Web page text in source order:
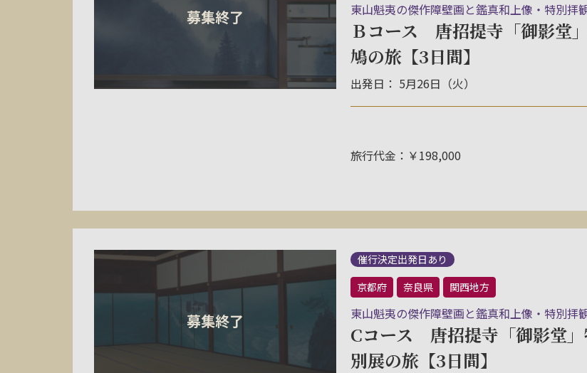
東山魁夷の傑作障壁画と鑑真和上像・特別
Ｂコース 唐招提寺「御影堂
鳩の旅【3日間】
出発日： 5月26日（火）
旅行代金：￥198,000
催行決定出発日あり
京都府
奈良県 関西地方
東山魁夷の傑作障壁画と鑑真和上像・特別拝
Cコース 唐招提寺「御影堂
別展の旅【3日間】